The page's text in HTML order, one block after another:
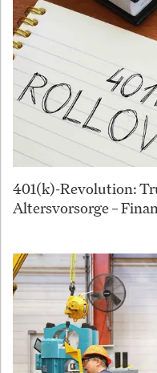
401(k)-Revolution:
Altersvorsorge –